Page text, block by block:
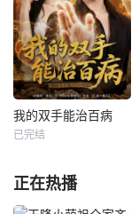
我的双手能治百病
已完结
正在热播